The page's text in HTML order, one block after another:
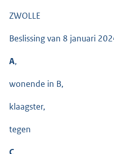
ZWOLLE
Beslissing van 8 januari
A,
wonende in B,
klaagster,
tegen